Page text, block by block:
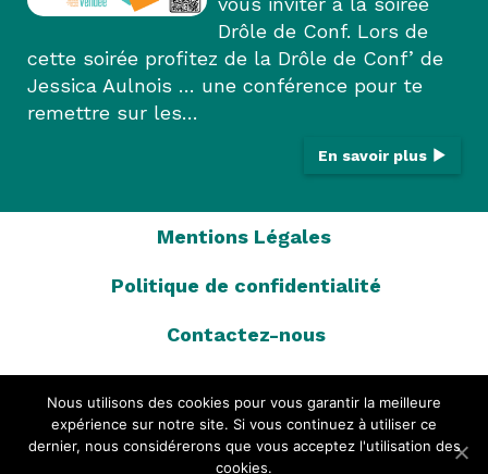
Drôle de Conf. Lors de
cette soirée profitez de la Drôle de Conf’ de
Jessica Aulnois … une conférence pour te
remettre sur les…
En savoir plus
Mentions Légales
Politique de confidentialité
Contactez-nous
Charte d’adhésion
L’équipe Cowork’in Vendée
Nous utilisons des cookies pour vous garantir la meilleure
expérience sur notre site. Si vous continuez à utiliser ce
dernier, nous considérerons que vous acceptez l'utilisation des
cookies.